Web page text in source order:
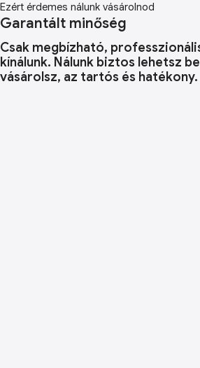
Ezért érdemes nálunk vásárolnod
Garantált minőség
Csak megbízható,
kínálunk. Nálunk biztos lehetsz
vásárolsz, az tartós és hatékony.